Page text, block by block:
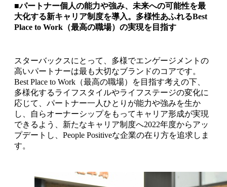
■パートナー個人の能力や強み、未来への可能性を最
大化する新キャリア制度を導入。多様性あふれるBest
Place to Work（最高の職場）の実現を目指す
スターバックスにとって、多様でエンゲージメントの
高いパートナーは最も大切なブランドのコアです。
Best Place to Work（最高の職場）を目指す考えの下、
多様化するライフスタイルやライフステージの変化に
応じて、パートナー一人ひとりが能力や強みを生か
し、自らオーナーシップをもってキャリア形成が実現
できるよう、新たなキャリア制度へ2022年度からアッ
プデートし、People Positiveな企業の在り方を追求しま
す。